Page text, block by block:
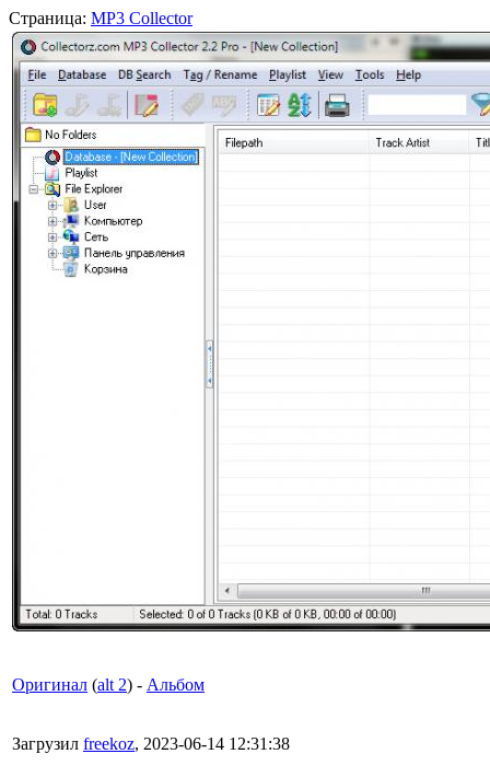
Страница: MP3 Collector
Оригинал (alt 2) - Альбом
Загрузил freekoz, 2023-06-14 12:31:38